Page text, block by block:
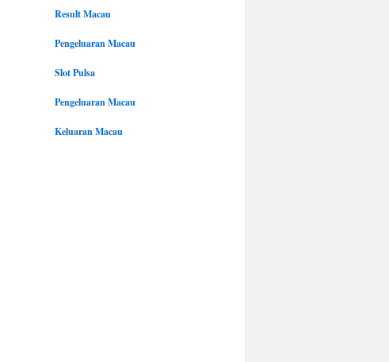
Result Macau
Pengeluaran Macau
Slot Pulsa
Pengeluaran Macau
Keluaran Macau